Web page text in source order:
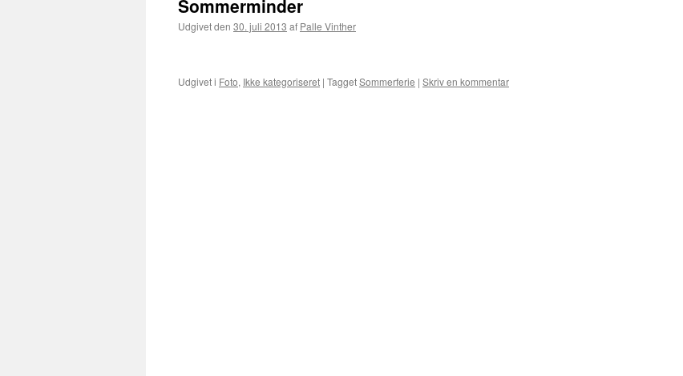
Sommerminder
Udgivet den 30. juli 2013 af Palle Vinther
Udgivet i Foto, Ikke kategoriseret | TaggetSommerferie | Skriv en kommentar